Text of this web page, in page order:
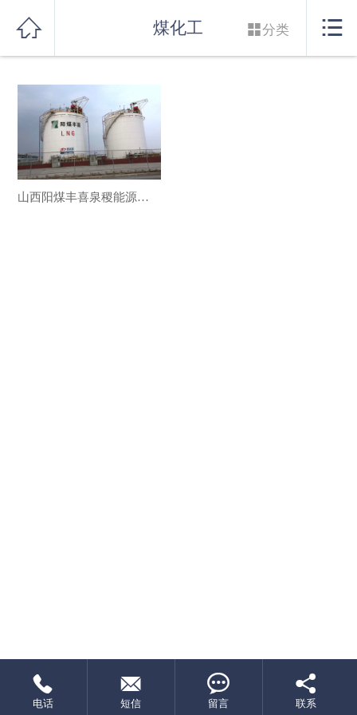
实力良盛
 煤化工 分类 
山西阳煤丰喜泉稷能源有限责任公司

电话

短信

留言

联系